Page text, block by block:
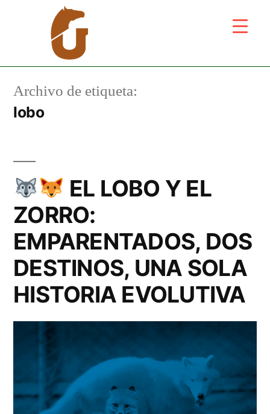
Archivo de etiqueta:
lobo
EL LOBO Y EL
ZORRO:
EMPARENTADOS, DOS
DESTINOS, UNA SOLA
HISTORIA EVOLUTIVA